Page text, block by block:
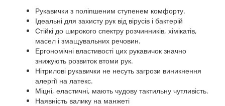
Рукавички з поліпшеним ступенем комфорту.
Ідеальні для захисту рук від вірусів і бактерій
Стійкі до широкого спектру розчинників, хімікатів,
масел і змащувальних речовин.
Ергономічні властивості цих рукавичок значно
знижують розвиток втоми рук.
Нітрилові рукавички не несуть загрози виникнення
алергії на латекс.
Міцні, еластичні, мають чудову тактильну чутливість.
Наявність валику на манжеті